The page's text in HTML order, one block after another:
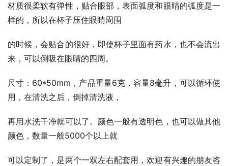
材质很柔软有弹性，贴合眼部，表面弧度和眼睛的弧度是一
样的，所以在杯子压住眼睛周围
的时候，会贴合的很好，即使杯子里面有药水，也不会流出
来，可以倒吸在眼睛的四周。
尺寸：60*50mm，产品重量6克，容量8毫升，可以循环使
用，在清洗之后，倒掉清洗液，
再用水洗干净就可以了。颜色一般有透明色，也可以做其他
颜色，数量一般5000个以上就
可以定制了，是两个一双左右配套用，欢迎有兴趣的朋友咨